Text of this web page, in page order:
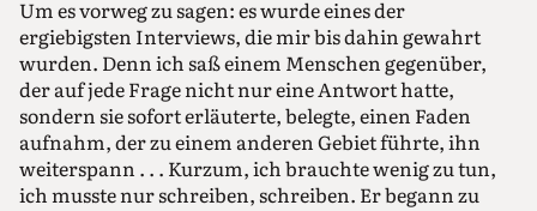
Um es vorweg zu sagen: es wurde eines der
ergiebigsten Interviews, die mir bis dahin gewahrt
wurden. Denn ich saß einem Menschen gegenüber,
der auf jede Frage nicht nur eine Antwort hatte,
sondern sie sofort erläuterte, belegte, einen Faden
aufnahm, der zu einem anderen Gebiet führte, ihn
weiterspann . . . Kurzum, ich brauchte wenig zu tun,
ich musste nur schreiben, schreiben. Er begann zu